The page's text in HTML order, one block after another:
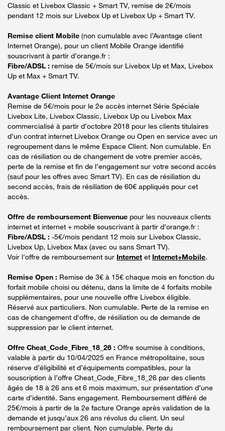
Classic et Livebox Classic + Smart TV, remise de 2€/mois
pendant 12 mois sur Livebox Up et Livebox Up + Smart TV.
Remise client Mobile (non cumulable avec l’Avantage client
Internet Orange), pour un client Mobile Orange identifié
souscrivant à partir d’orange.fr :
Fibre/ADSL : remise de 5€/mois sur Livebox Up et Max, Livebox
Up et Max + Smart TV.
Avantage Client Internet Orange
Remise de 5€/mois pour le 2e accès internet Série Spéciale
Livebox Lite, Livebox Classic, Livebox Up ou Livebox Max
commercialisé à partir d’octobre 2018 pour les clients titulaires
d’un contrat internet Livebox Orange ou Open en service avec un
regroupement dans le même Espace Client. Non cumulable. En
cas de résiliation ou de changement de votre premier accès,
perte de la remise et fin de l’engagement sur votre second accès
(sauf pour les offres avec Smart TV). En cas de résiliation du
second accès, frais de résiliation de 60€ appliqués pour cet
accès.
Offre de remboursement Bienvenue pour les nouveaux clients
internet et internet + mobile souscrivant à partir d’orange.fr :
Fibre/ADSL : -5€/mois pendant 12 mois sur Livebox Classic,
Livebox Up, Livebox Max (avec ou sans Smart TV).
Voir l'offre de remboursement sur Internet et Internet+Mobile.
Remise Open : Remise de 3€ à 15€ chaque mois en fonction du
forfait mobile choisi ou détenu, dans la limite de 4 forfaits mobile
supplémentaires, pour une nouvelle offre Livebox éligible.
Réservé aux particuliers. Non cumulable. Perte de la remise en
cas de changement d'offre, de résiliation ou de demande de
suppression par le client internet.
Offre Cheat_Code_Fibre_18_26 : Offre soumise à conditions,
valable à partir du 10/04/2025 en France métropolitaine, sous
réserve d’éligibilité et d’équipements compatibles, pour la
souscription à l’offre Cheat_Code_Fibre_18_26 par des clients
âgés de 18 à 26 ans et 6 mois maximum, sur présentation d’une
carte d’identité. Sans engagement. Remboursement différé de
25€/mois à partir de la 2e facture Orange après validation de la
demande et jusqu’aux 26 ans révolus du client. Un seul
remboursement par client. Non cumulable. Perte du